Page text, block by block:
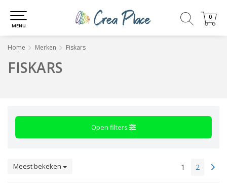
0
0
MENU
Home Merken Fiskars
FISKARS
Open filters
Meest bekeken 1 2